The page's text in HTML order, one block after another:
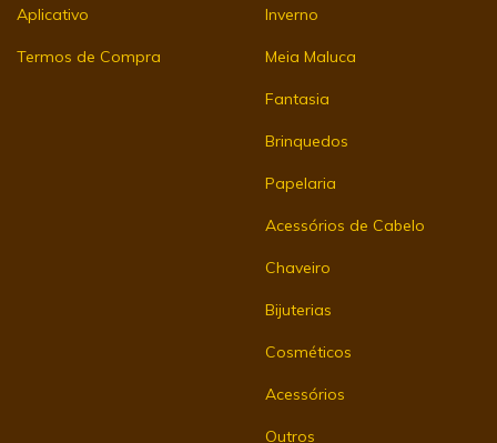
Aplicativo
Termos de Compra
Inverno
Meia Maluca
Fantasia
Brinquedos
Papelaria
Acessórios de Cabelo
Chaveiro
Bijuterias
Cosméticos
Acessórios
Outros